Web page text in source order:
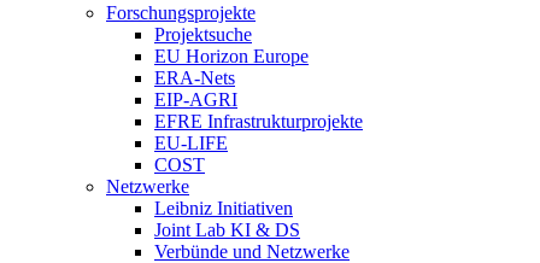
Forschungsprojekte
Projektsuche
EU Horizon Europe
ERA-Nets
EIP-AGRI
EFRE Infrastrukturprojekte
EU-LIFE
COST
Netzwerke
Leibniz Initiativen
Joint Lab KI & DS
Verbünde und Netzwerke